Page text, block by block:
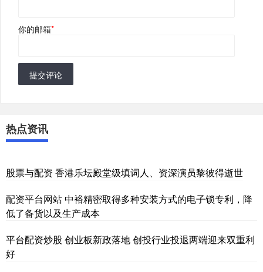
你的邮箱*
提交评论
热点资讯
股票与配资 香港乐坛殿堂级填词人、资深演员黎彼得逝世
配资平台网站 中裕精密取得多种安装方式的电子锁专利，降
低了备货以及生产成本
平台配资炒股 创业板新政落地 创投行业投退两端迎来双重利
好